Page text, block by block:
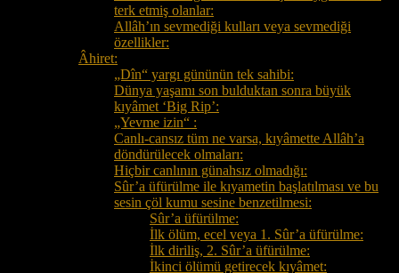
terk etmiş olanlar:
Allâh’ın sevmediği kulları veya sevmediği
özellikler:
Âhiret:
„Dîn“ yargı gününün tek sahibi:
Dünya yaşamı son bulduktan sonra büyük
kıyâmet ‘Big Rip’:
„Yevme izin“ :
Canlı-cansız tüm ne varsa, kıyâmette Allâh’a
döndürülecek olmaları:
Hiçbir canlının günahsız olmadığı:
Sûr’a üfürülme ile kıyametin başlatılması ve bu
sesin çöl kumu sesine benzetilmesi:
Sûr’a üfürülme:
İlk ölüm, ecel veya 1. Sûr’a üfürülme:
İlk diriliş, 2. Sûr’a üfürülme:
İkinci ölümü getirecek kıyâmet: